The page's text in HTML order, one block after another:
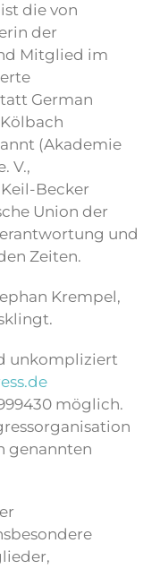
die von
der
Mitglied im
German
(Akademie
V.,
Becker
Union der
und
Zeiten.
Krempel,
unkompliziert
möglich.
genannten